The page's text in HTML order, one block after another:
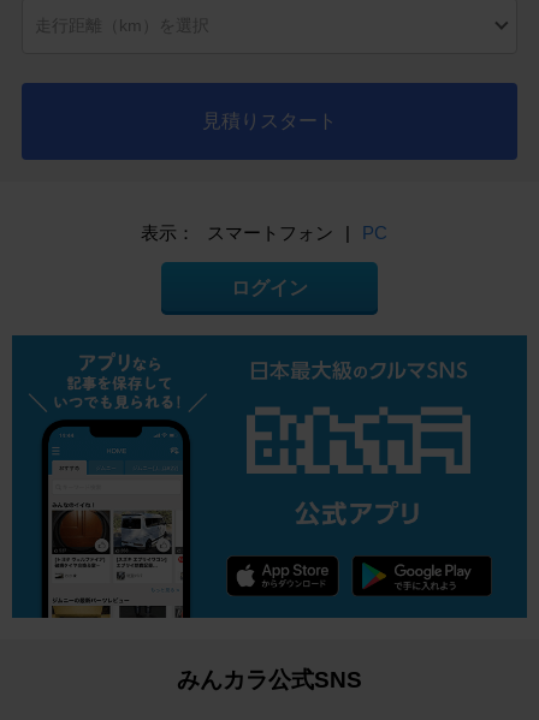
見積りスタート
表示： スマートフォン | PC
ログイン
みんカラ公式SNS